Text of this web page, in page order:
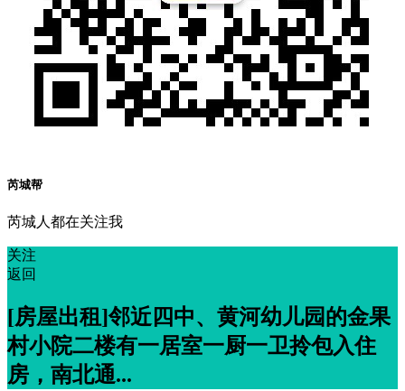
芮城帮
芮城人都在关注我
关注
返回
[房屋出租]邻近四中、黄河幼儿园的金果
村小院二楼有一居室一厨一卫拎包入住
房，南北通...